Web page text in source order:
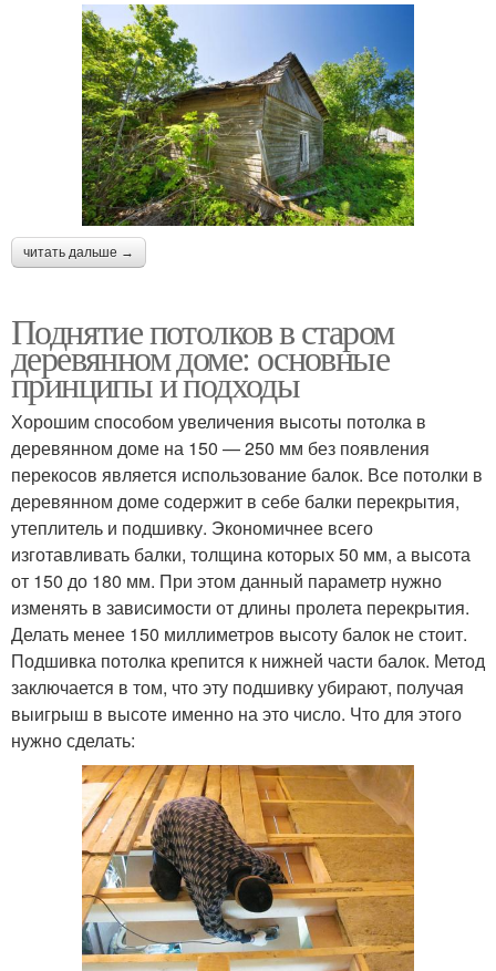
читать дальше →
Поднятие потолков в старом
деревянном доме: основные
принципы и подходы
Хорошим способом увеличения высоты потолка в
деревянном доме на 150 — 250 мм без появления
перекосов является использование балок. Все потолки в
деревянном доме содержит в себе балки перекрытия,
утеплитель и подшивку. Экономичнее всего
изготавливать балки, толщина которых 50 мм, а высота
от 150 до 180 мм. При этом данный параметр нужно
изменять в зависимости от длины пролета перекрытия.
Делать менее 150 миллиметров высоту балок не стоит.
Подшивка потолка крепится к нижней части балок. Метод
заключается в том, что эту подшивку убирают, получая
выигрыш в высоте именно на это число. Что для этого
нужно сделать: